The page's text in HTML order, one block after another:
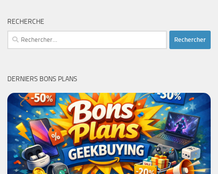
RECHERCHE
Rechercher :
DERNIERS BONS PLANS